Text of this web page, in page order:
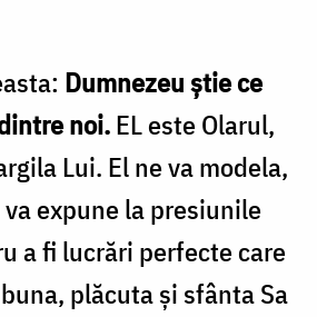
Dumnezeu știe ce
noi.EL este Olarul,
Lui. El ne va modela,
expune la presiunile
a fi lucrări perfecte care
plăcuta și sfânta Sa